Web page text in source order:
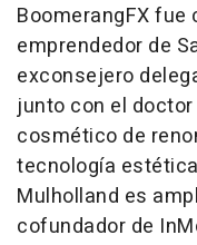
BoomerangFX
emprendedor de
exconsejero
junto con el
cosmético de
tecnología
Mulholland es
cofundador de